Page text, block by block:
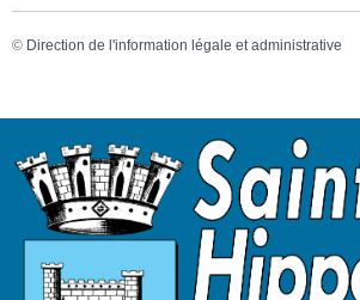
© Direction de l'information légale et administrative